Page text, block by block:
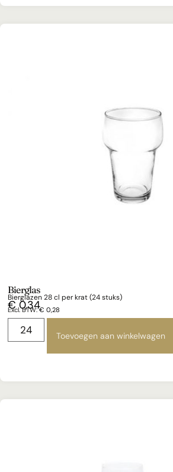
Bierglas
Bierglazen 28 cl per krat (24 stuks)
€0,34
Excl. BTW:€ 0,28
Toevoegen aan winkelwagen